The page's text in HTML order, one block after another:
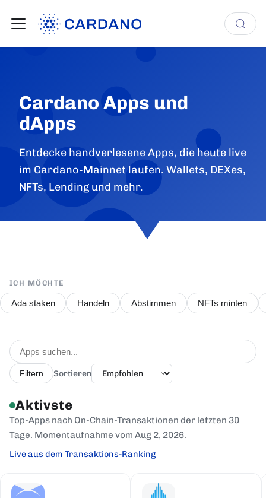
Cardano Apps und
dApps
Entdecke handverlesene Apps, die heute live
im Cardano-Mainnet laufen. Wallets, DEXes,
NFTs, Lending und mehr.
ICH MÖCHTE
Ada staken Handeln Abstimmen NFTs minten
Filtern Sortieren
Aktivste
Top-Apps nach On-Chain-Transaktionen der letzten 30
Tage. Momentaufnahme vom Aug 2, 2026.
Live aus dem Transaktions-Ranking